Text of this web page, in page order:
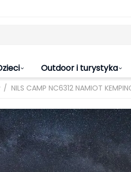
Outdoor i turystyka
/ NILS CAMP NC6312 NAMIOT